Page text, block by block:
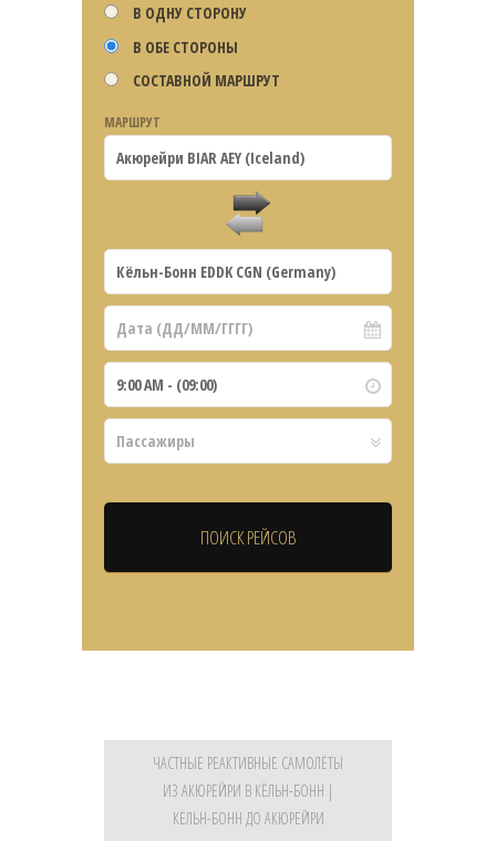
В ОДНУ СТОРОНУ
В ОБЕ СТОРОНЫ
СОСТАВНОЙ МАРШРУТ
МАРШРУТ
ЧАСТНЫЕ РЕАКТИВНЫЕ САМОЛЁТЫ
ИЗ АКЮРЕЙРИ В КЁЛЬН-БОНН |
КЁЛЬН-БОНН ДО АКЮРЕЙРИ